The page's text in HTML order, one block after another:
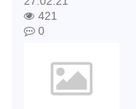
421
0